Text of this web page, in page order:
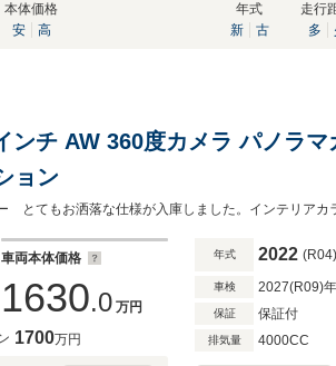
本体価格
安
高
年式
新
古
走行
多
ンチ AW 360度カメラ パノラ
ョン
車両本体価格
1630.0 万円
1700万円
年式 2022 (R04)
車検 2027(R09)
保証 保証付
排気量 4000CC